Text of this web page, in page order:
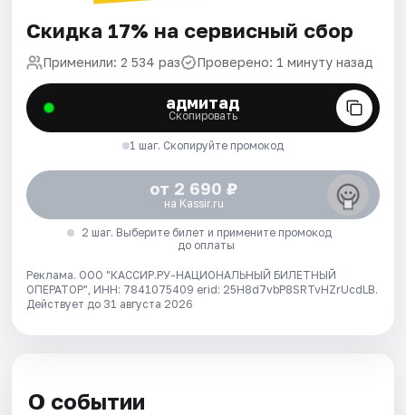
Скидка 17% на сервисный сбор
Применили: 2 534 раз Проверено: 1 минуту назад
адмитад
Скопировать
1 шаг. Скопируйте промокод
от 2 690 ₽
на Kassir.ru
2 шаг. Выберите билет и примените промокод
до оплаты
Реклама. ООО "КАССИР.РУ-НАЦИОНАЛЬНЫЙ БИЛЕТНЫЙ
ОПЕРАТОР", ИНН: 7841075409 erid: 25H8d7vbP8SRTvHZrUcdLB.
Действует до 31 августа 2026
О событии